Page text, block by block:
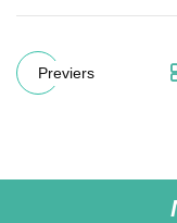
Previers